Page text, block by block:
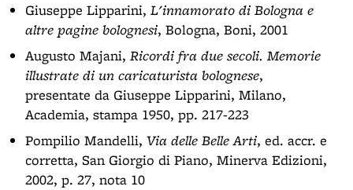
Giuseppe Lipparini, L'innamorato di Bologna e
altre pagine bolognesi, Bologna, Boni, 2001
Augusto Majani, Ricordi fra due secoli. Memorie
illustrate di un caricaturista bolognese,
presentate da Giuseppe Lipparini, Milano,
Academia, stampa 1950, pp. 217-223
Pompilio Mandelli, Via delle Belle Arti, ed. accr. e
corretta, San Giorgio di Piano, Minerva Edizioni,
2002, p. 27, nota 10